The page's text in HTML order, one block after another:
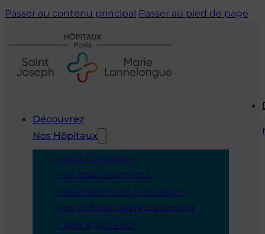
Passer au contenu principal Passer au pied de page
Découvrez
Nos Hôpitaux
Notre Fondation
Nos établissements
Nos missions et nos valeurs
Nos chiffres clés recrutement
Index égalité H/F